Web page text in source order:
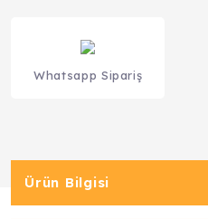
Whatsapp Sipariş
Ürün Bilgisi